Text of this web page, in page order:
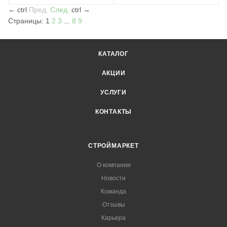
← ctrl Пред. След. ctrl →
Страницы: 1 2 3 8 9
КАТАЛОГ
АКЦИИ
УСЛУГИ
КОНТАКТЫ
СТРОЙМАРКЕТ
О компании
Новости
Команда
Отзывы
Карьера